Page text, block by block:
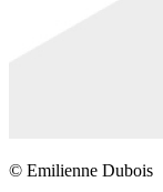
© Emilienne Dubois